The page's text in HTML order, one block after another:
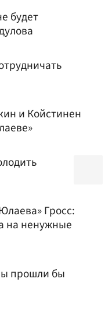
будет
и Койстинен
Гросс:
на ненужные
прошли бы